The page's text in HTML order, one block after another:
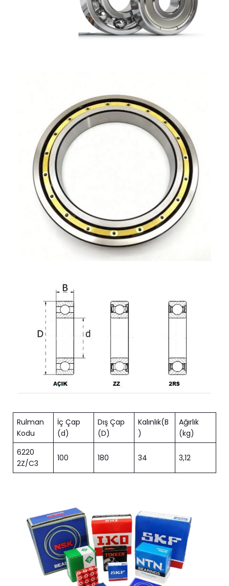
Rulman
Kodu
İç Çap
(d)
Dış Çap
(D)
Kalınlık(B
)
Ağırlık
(kg)
6220
2Z/C3
100 180 34 3,12